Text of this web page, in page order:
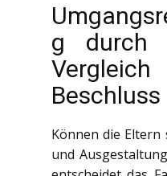
g durch
Beschluss
Können die
und